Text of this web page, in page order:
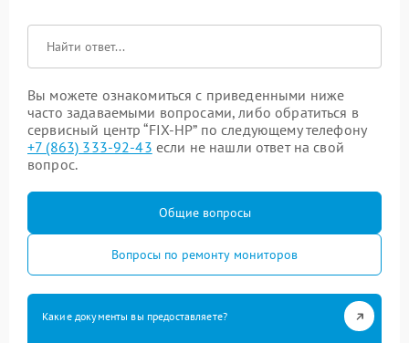
Вы можете ознакомиться с приведенными ниже
часто задаваемыми вопросами, либо обратиться в
сервисный центр “FIX-HP” по следующему телефону
+7 (863) 333-92-43 если не нашли ответ на свой
вопрос.
Общие вопросы
Вопросы по ремонту мониторов
Какие документы вы предоставляете?